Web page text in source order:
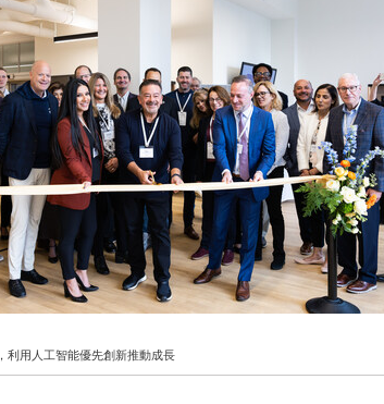
利用人工智能優先創新推動成長